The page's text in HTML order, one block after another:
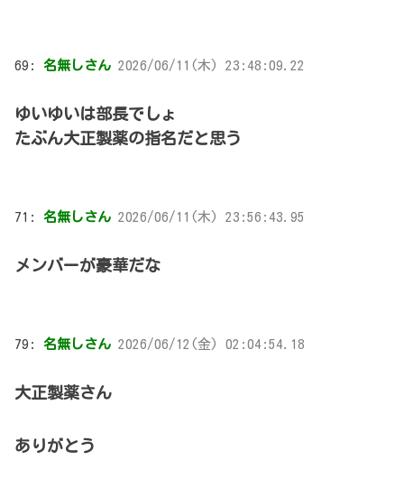
69: 名無しさん 2026/06/11(木) 23:48:09.22
ゆいゆいは部長でしょ
たぶん大正製薬の指名だと思う
71: 名無しさん 2026/06/11(木) 23:56:43.95
メンバーが豪華だな
79: 名無しさん 2026/06/12(金) 02:04:54.18
大正製薬さん
ありがとう